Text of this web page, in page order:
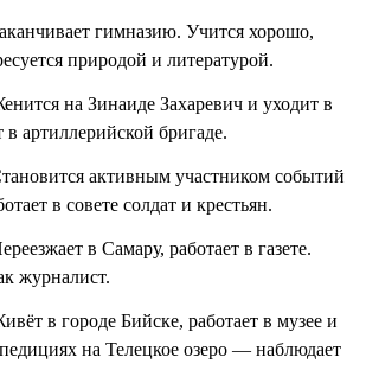
гимназию. Учится хорошо,
природой и литературой.
на Зинаиде Захаревич и уходит в
артиллерийской бригаде.
активным участником событий
в совете солдат и крестьян.
в Самару, работает в газете.
журналист.
в городе Бийске, работает в музее и
на Телецкое озеро — наблюдает